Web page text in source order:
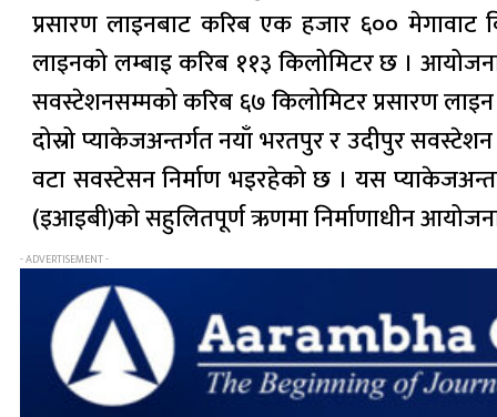
प्रसारण लाइनबाट करिब एक हजार ६०० मेगावाट
लाइनको लम्बाइ करिब ११३ किलोमिटर छ ।
सवस्टेशनसम्मको करिब ६७ किलोमिटर प्रसारण
दोस्रो प्याकेजअन्तर्गत नयाँ भरतपुर र उदीपुर
वटा सवस्टेसन निर्माण भइरहेको छ । यस
(इआइबी)को सहुलितपूर्ण ऋणमा निर्माणाधीन
- ADVERTISEMENT -